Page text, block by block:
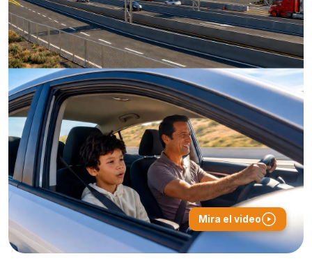
Mira el video